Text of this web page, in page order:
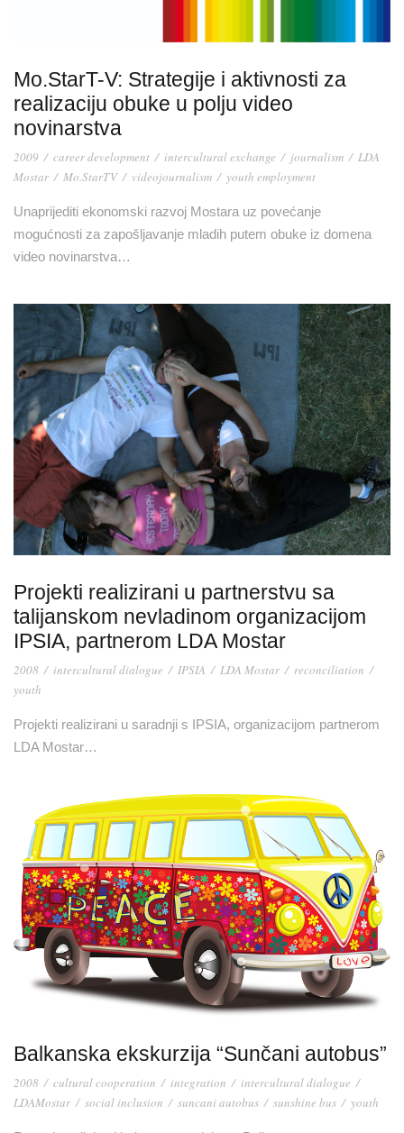
Mo.StarT-V: Strategije i aktivnosti za
realizaciju obuke u polju video
novinarstva
2009 / career development / intercultural exchange / journalism / LDA
Mostar / Mo.StarTV / videojournalism / youth employment
Unaprijediti ekonomski razvoj Mostara uz povećanje
mogućnosti za zapošljavanje mladih putem obuke iz domena
video novinarstva…
Projekti realizirani u partnerstvu sa
talijanskom nevladinom organizacijom
IPSIA, partnerom LDA Mostar
2008 / intercultural dialogue / IPSIA / LDA Mostar / reconciliation /
youth
Projekti realizirani u saradnji s IPSIA, organizacijom partnerom
LDA Mostar…
Balkanska ekskurzija “Sunčani autobus”
2008 / cultural cooperation / integration / intercultural dialogue /
LDAMostar / social inclusion / suncani autobus / sunshine bus / youth